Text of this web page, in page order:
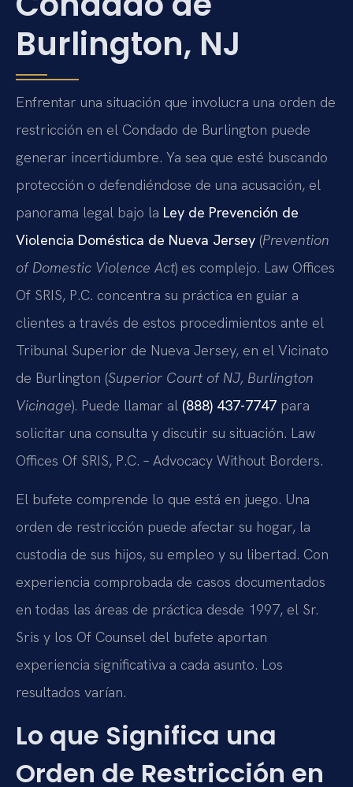
Burlington, NJ
Enfrentar una situación que involucra una orden de
restricción en el Condado de Burlington puede
generar incertidumbre. Ya sea que esté buscando
protección o defendiéndose de una acusación, el
panorama legal bajo la Ley de Prevención de
Violencia Doméstica de Nueva Jersey (Prevention
of Domestic Violence Act) es complejo. Law Offices
Of SRIS, P.C. concentra su práctica en guiar a
clientes a través de estos procedimientos ante el
Tribunal Superior de Nueva Jersey, en el Vicinato
de Burlington (Superior Court of NJ, Burlington
Vicinage). Puede llamar al (888) 437-7747 para
solicitar una consulta y discutir su situación. Law
Offices Of SRIS, P.C. – Advocacy Without Borders.
El bufete comprende lo que está en juego. Una
orden de restricción puede afectar su hogar, la
custodia de sus hijos, su empleo y su libertad. Con
experiencia comprobada de casos documentados
en todas las áreas de práctica desde 1997, el Sr.
Sris y los Of Counsel del bufete aportan
experiencia significativa a cada asunto. Los
resultados varían.
Lo que Significa una
Orden de Restricción en